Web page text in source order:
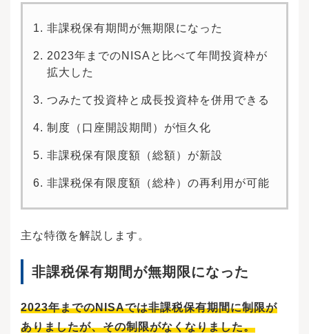
非課税保有期間が無期限になった
2023年までのNISAと比べて年間投資枠が
拡大した
つみたて投資枠と成長投資枠を併用できる
制度（口座開設期間）が恒久化
非課税保有限度額（総額）が新設
非課税保有限度額（総枠）の再利用が可能
主な特徴を解説します。
非課税保有期間が無期限になった
2023年までのNISAでは非課税保有期間に制限が
ありましたが、その制限がなくなりました。